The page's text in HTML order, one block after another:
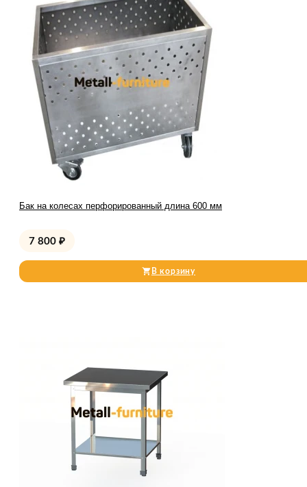
Бак на колесах перфорированный длина 600 мм
7 800 ₽
В корзину